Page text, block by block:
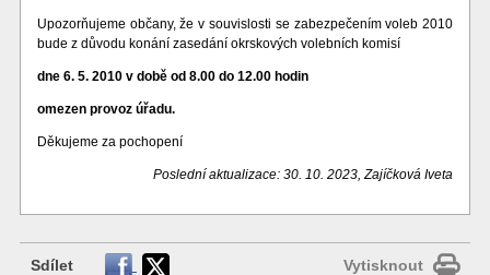
Upozorňujeme občany, že v souvislosti se zabezpečením voleb 2010
bude z důvodu konání zasedání okrskových volebních komisí
dne 6. 5. 2010 v době od 8.00 do 12.00 hodin
omezen provoz úřadu.
Děkujeme za pochopení
Poslední aktualizace: 30. 10. 2023, Zajíčková Iveta
Sdílet Vytisknout